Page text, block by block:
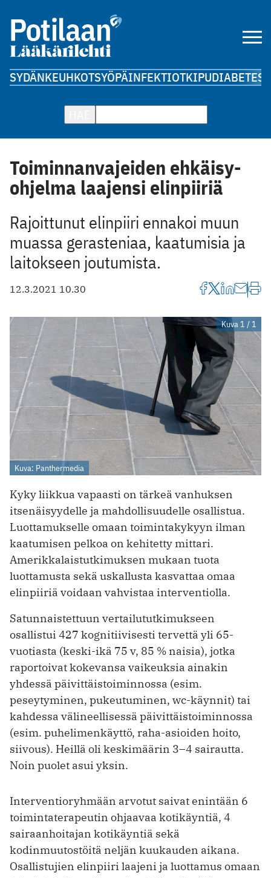
SYDÄNKEUHKOTSYÖPÄINFEKTIOTKIPUDIABETES
Toiminnanvajeiden ehkäisy­
ohjelma laajensi elinpiiriä
Rajoittunut elinpiiri ennakoi muun
muassa gerasteniaa, kaatumisia ja
laitokseen joutumista.
12.3.2021 10.30
Kuva 1 / 1
Kuva: Panthermedia
Kyky liikkua vapaasti on tärkeä vanhuksen
itsenäisyydelle ja mahdollisuudelle osallistua.
Luottamukselle omaan toimintakykyyn ilman
kaatumisen pelkoa on kehitetty mittari.
Amerikkalaistutkimuksen ­mukaan tuota
luottamusta sekä uskallusta kasvattaa omaa
elinpiiriä voidaan vahvistaa interventiolla.
Satunnaistettuun vertailututkimukseen
osallistui 427 kognitiivisesti tervettä yli 65-
vuotiasta (keski-ikä 75 v, 85 % naisia), jotka
raportoivat kokevansa vaikeuksia ainakin
yhdessä päivittäistoiminnossa (esim.
peseytyminen, pukeutuminen, wc-käynnit) tai
kahdessa välineellisessä päivittäistoiminnossa
(esim. puhelimenkäyttö, raha-asioiden hoito,
siivous). Heillä oli keskimäärin 3–4 sairautta.
Noin puolet asui yksin.
Interventioryhmään arvotut saivat enintään 6
toimintaterapeutin ohjaavaa kotikäyntiä, 4
sairaanhoitajan kotikäyntiä sekä
kodinmuutostöitä neljän kuukauden aikana.
Osallistujien elinpiiri laajeni ja luottamus omaan